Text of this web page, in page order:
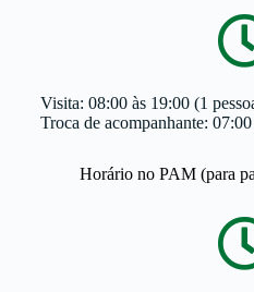
Visita: 08:00 às 19:00 (1
Troca de acompanhante:
Horário no PAM (para